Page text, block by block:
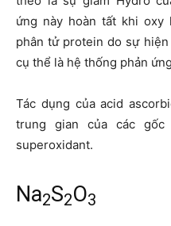
ứng này hoàn tất khi oxy
phân tử protein do sự
cụ thể là hệ thống phản
Tác dụng của acid
trung gian của các gốc
superoxidant.
Na2S2O3